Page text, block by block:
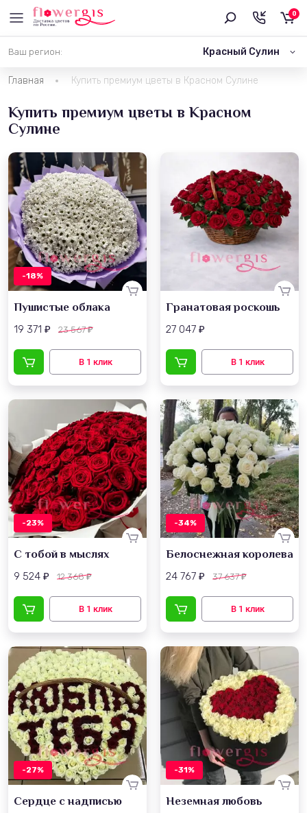
Ваш регион: Красный Сулин
0
Главная Купить премиум цветы в Красном Сулине
Купить премиум цветы в Красном
Сулине
-18%
Пушистые облака
19 371 ₽ 23 567₽
Гранатовая роскошь
27 047 ₽
-23%
С тобой в мыслях
9 524 ₽ 12 368₽
-34%
Белоснежная королева
24 767 ₽ 37 637₽
-27%
Сердце с надписью
-31%
Неземная любовь